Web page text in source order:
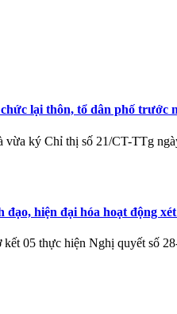
lại thôn, tổ dân phố trước
ký Chỉ thị số 21/CT-TTg
hiện đại hóa hoạt động
kết 05 thực hiện Nghị quyết số